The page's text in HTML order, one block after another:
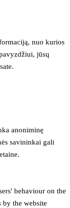
nuo kurios
jūsų
anoniminę
savininkai gali
behaviour on the
by the website